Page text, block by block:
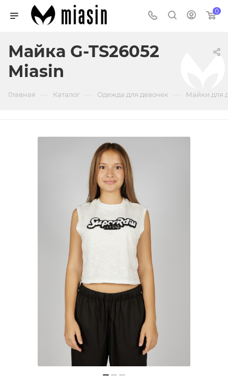
0
Майка G-TS26052
Miasin
Главная Каталог Одежда для девочек Майки для